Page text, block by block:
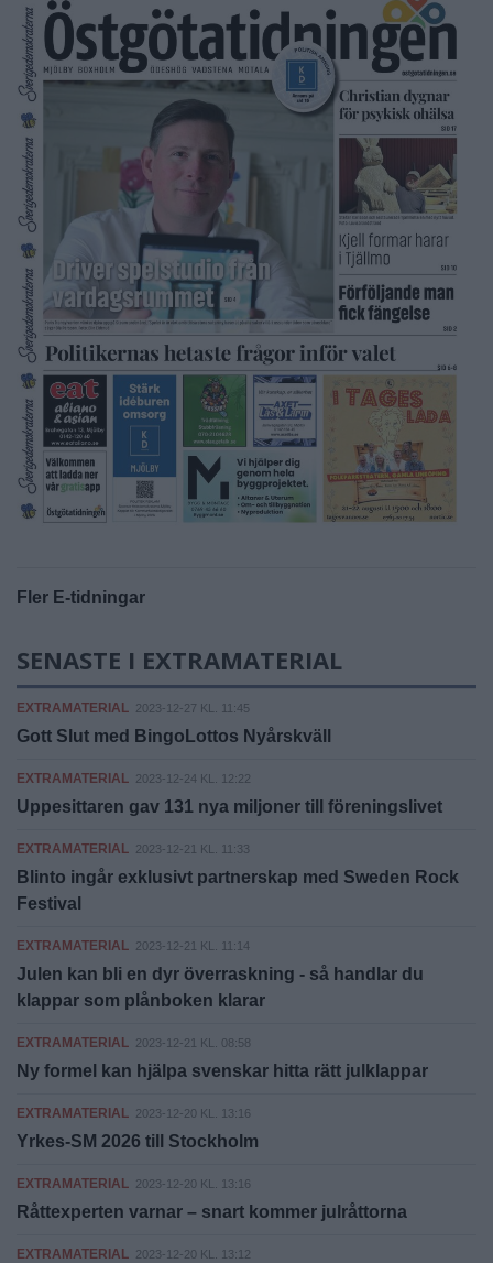
Fler E-tidningar
SENASTE I EXTRAMATERIAL
EXTRAMATERIAL 2023-12-27 KL. 11:45
Gott Slut med BingoLottos Nyårskväll
EXTRAMATERIAL 2023-12-24 KL. 12:22
Uppesittaren gav 131 nya miljoner till föreningslivet
EXTRAMATERIAL 2023-12-21 KL. 11:33
Blinto ingår exklusivt partnerskap med Sweden Rock
Festival
EXTRAMATERIAL 2023-12-21 KL. 11:14
Julen kan bli en dyr överraskning - så handlar du
klappar som plånboken klarar
EXTRAMATERIAL 2023-12-21 KL. 08:58
Ny formel kan hjälpa svenskar hitta rätt julklappar
EXTRAMATERIAL 2023-12-20 KL. 13:16
Yrkes-SM 2026 till Stockholm
EXTRAMATERIAL 2023-12-20 KL. 13:16
Råttexperten varnar – snart kommer julråttorna
EXTRAMATERIAL 2023-12-20 KL. 13:12